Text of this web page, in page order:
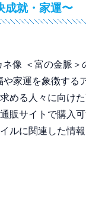
成就・家運〜
ネ像 ＜富の金脈＞
や家運を象徴する
める人々に向け
販サイトで購入
ルに関連した情